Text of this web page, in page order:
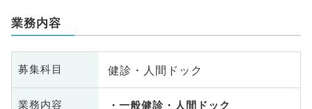
業務内容
募集科目 健診・人間ドック
業務内容 一般健診・人間ドック